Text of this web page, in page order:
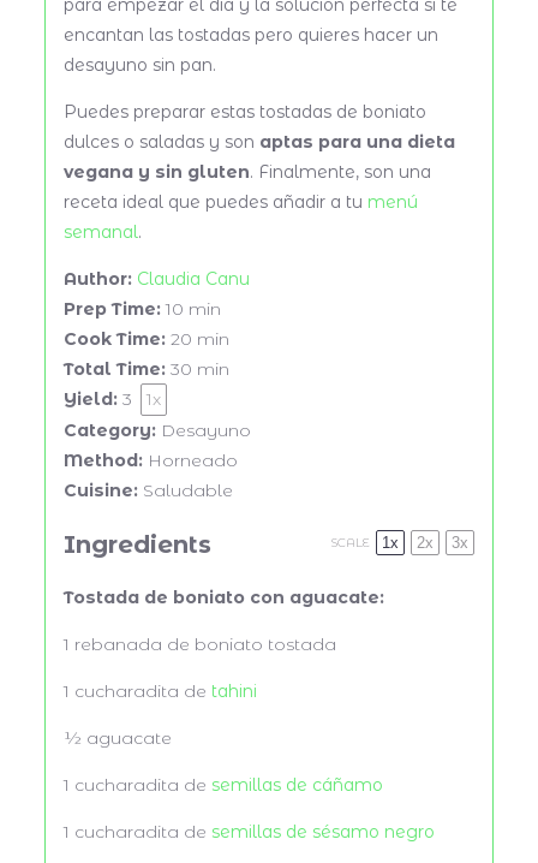
para empezar el día y la solución perfecta si te
encantan las tostadas pero quieres hacer un
desayuno sin pan.
Puedes preparar estas tostadas de boniato
dulces o saladas y son aptas para una dieta
vegana y sin gluten. Finalmente, son una
receta ideal que puedes añadir a tu menú
semanal.
Author: Claudia Canu
Prep Time: 10 min
Cook Time: 20 min
Total Time: 30 min
Yield: 3 1x
Category: Desayuno
Method: Horneado
Cuisine: Saludable
SCALE 1x 2x 3x
Ingredients
Tostada de boniato con aguacate:
1 rebanada de boniato tostada
1 cucharadita de tahini
½ aguacate
1 cucharadita de semillas de cáñamo
1 cucharadita de semillas de sésamo negro